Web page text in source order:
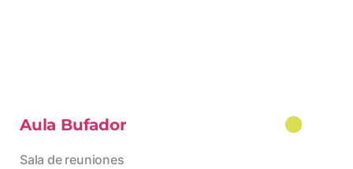
Aula Bufador
Sala de reuniones